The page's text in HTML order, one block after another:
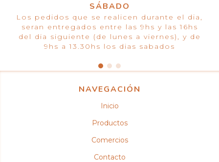
SÁBADO
Los pedidos que se realicen durante el dia,
seran entregados entre las 9hs y las 16hs
del dia siguiente (de lunes a viernes), y de
9hs a 13.30hs los dias sabados
NAVEGACIÓN
Inicio
Productos
Comercios
Contacto